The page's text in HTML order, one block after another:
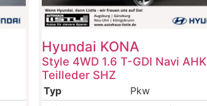
Hyundai KONA
Style 4WD 1.6 T-GDI Navi AHK
Teilleder SHZ
Typ
Pkw